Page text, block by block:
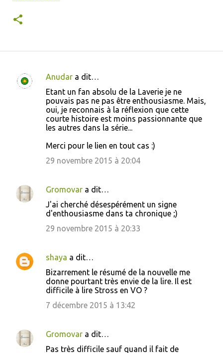
C
i
Anudar a dit…
Etant un fan absolu de la Laverie je ne
pouvais pas ne pas être enthousiasme. Mais,
oui, je reconnais à la réflexion que cette
courte histoire est moins passionnante que
les autres dans la série...
Merci pour le lien en tout cas :)
29 novembre 2015 à 20:04
Gromovar a dit…
J'ai cherché désespérément un signe
d'enthousiasme dans ta chronique ;)
29 novembre 2015 à 20:33
shaya a dit…
Bizarrement le résumé de la nouvelle me
donne pourtant très envie de la lire. Il est
difficile à lire Stross en VO ?
7 décembre 2015 à 13:42
Gromovar a dit…
Pas très difficile sauf quand il fait de